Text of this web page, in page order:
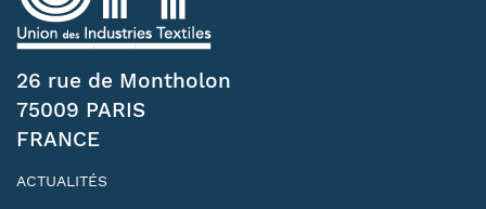
26 rue de Montholon
75009 PARIS
FRANCE
ACTUALITÉS